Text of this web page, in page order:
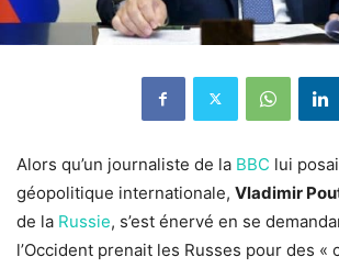
Alors qu’un journaliste de la BBC lui
géopolitique internationale, Vladimir
de la Russie, s’est énervé en se
l’Occident prenait les Russes pour des «